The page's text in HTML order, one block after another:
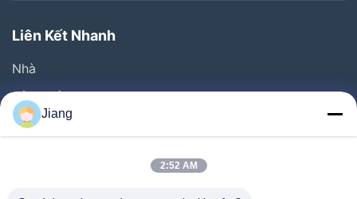
Liên Kết Nhanh
Nhà
Sản Phẩm
Video
Jiang
2:52 AM